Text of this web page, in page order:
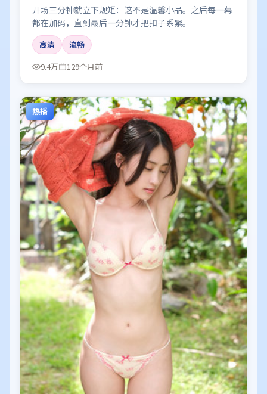
开场三分钟就立下规矩：这不是温馨小品。之后每一幕
都在加码，直到最后一分钟才把扣子系紧。
高清
流畅
9.4万
129个月前
热播